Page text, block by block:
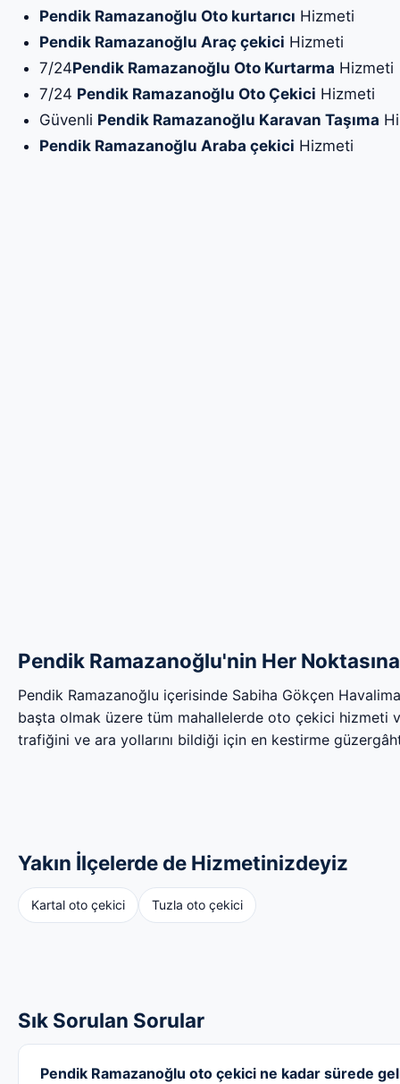
Pendik Ramazanoğlu Oto kurtarıcı Hizmeti
Pendik Ramazanoğlu Araç çekici Hizmeti
7/24Pendik Ramazanoğlu Oto Kurtarma Hizmeti
7/24 Pendik Ramazanoğlu Oto Çekici Hizmeti
Güvenli Pendik Ramazanoğlu Karavan Taşıma
Pendik Ramazanoğlu Araba çekici Hizmeti
Pendik Ramazanoğlu'nin Her Noktasına
Pendik Ramazanoğlu içerisinde Sabiha Gökçen
başta olmak üzere tüm mahallelerde oto çekici hizmeti
trafiğini ve ara yollarını bildiği için en kestirme
Yakın İlçelerde de Hizmetinizdeyiz
Kartal oto çekici Tuzla oto çekici
Sık Sorulan Sorular
Pendik Ramazanoğlu oto çekici ne kadar sürede